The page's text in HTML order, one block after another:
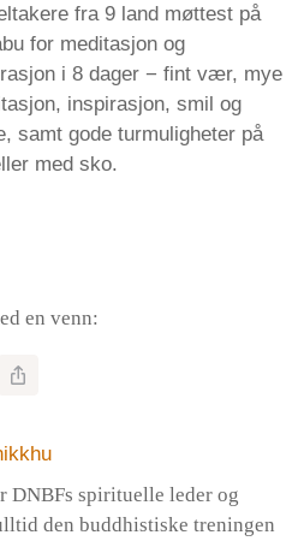
fra 9 land møttest på
for meditasjon og
i 8 dager − fint vær, mye
inspirasjon, smil og
samt gode turmuligheter på
med sko.
en venn:
DNBFs spirituelle leder og
den buddhistiske treningen